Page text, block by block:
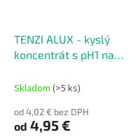
TENZI ALUX - kyslý
koncentrát s pH1 na
a hliníkových diskov
Skladom (>5 ks)
od 4,02 € bez DPH
od 4,95 €